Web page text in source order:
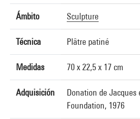
Ámbito Sculpture
Técnica Plâtre patiné
Medidas 70 x 22,5 x 17 cm
Adquisición
Donation de Jacques
Foundation, 1976